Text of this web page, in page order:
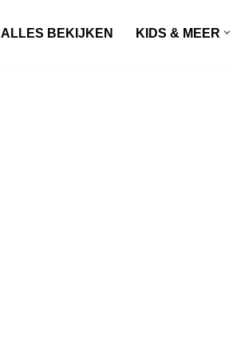
ALLES BEKIJKEN KIDS & MEER